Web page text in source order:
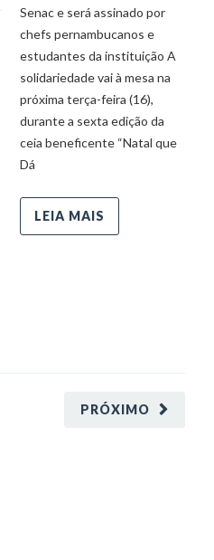
Senac e será assinado por
chefs pernambucanos e
estudantes da instituição A
solidariedade vai à mesa na
próxima terça-feira (16),
durante a sexta edição da
ceia beneficente “Natal que
Dá
LEIA MAIS
PRÓXIMO